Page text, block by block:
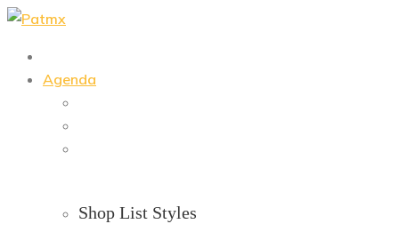
Skip
content
Agenda
Shop List Styles